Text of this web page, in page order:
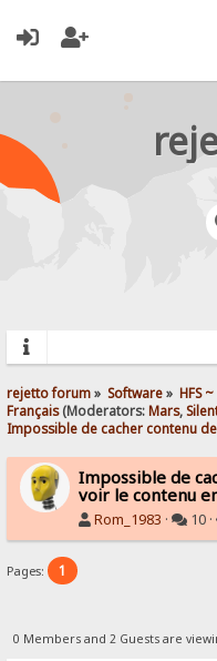
rejetto forum» Software» HFS
Français(Moderators:Mars,
Impossible de cacher contenu
Impossible de
voir le contenu
Rom_1983 · 10 ·
Pages: 1
0 Members and 2 Guests are